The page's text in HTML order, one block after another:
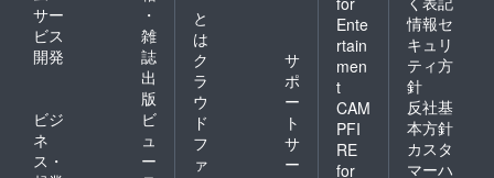
サー
ビス
開発
・
雑
誌
出
版
ビジ
ネ
ス・
ビ
ュ
ー
と
は
ク
ラ
ウ
ド
フ
ァ
サ
ポ
ー
ト
サ
ー
Ente
rtain
men
t
CAM
PFI
RE
for
情報セ
キュリ
ティ方
針
反社基
本方針
カスタ
マーハ